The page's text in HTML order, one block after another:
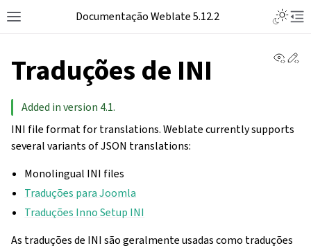
Toggle site navigation sidebar
Documentação Weblate 5.12.2
Traduções de INI
Added in version 4.1.
INI file format for translations. Weblate currently supports
several variants of JSON translations:
Monolingual INI files
Traduções para Joomla
Traduções Inno Setup INI
As traduções de INI são geralmente usadas como traduções